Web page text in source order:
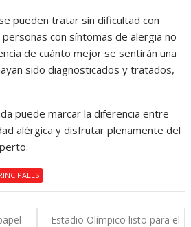
pueden tratar sin dificultad con
con síntomas de alergia no
de cuánto mejor se sentirán una
sido diagnosticados y tratados,
puede marcar la diferencia entre
alérgica y disfrutar plenamente del
Estadio Olímpico listo para el